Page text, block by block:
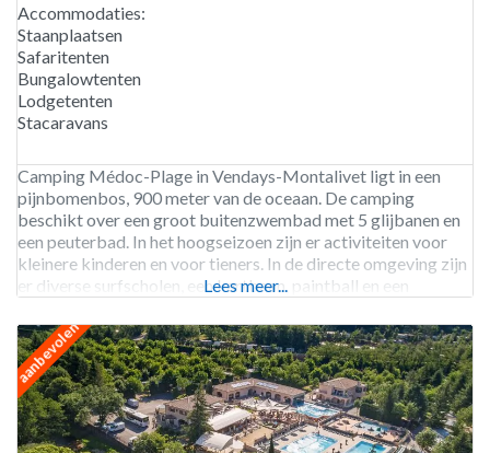
Accommodaties:
Staanplaatsen
Safaritenten
Bungalowtenten
Lodgetenten
Stacaravans
Camping Médoc-Plage in Vendays-Montalivet ligt in een
pijnbomenbos, 900 meter van de oceaan. De camping
beschikt over een groot buitenzwembad met 5 glijbanen en
een peuterbad. In het hoogseizoen zijn er activiteiten voor
kleinere kinderen en voor tieners. In de directe omgeving zijn
er diverse surfscholen, een kartbaan, paintball en een
Lees meer...
aanbevolen